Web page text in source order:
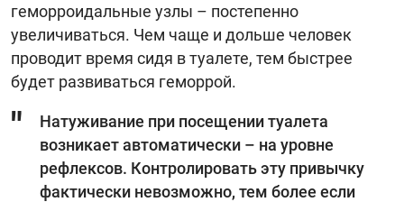
геморроидальные узлы – постепенно
увеличиваться. Чем чаще и дольше человек
проводит время сидя в туалете, тем быстрее
будет развиваться геморрой.
Натуживание при посещении туалета
возникает автоматически – на уровне
рефлексов. Контролировать эту привычку
фактически невозможно, тем более если